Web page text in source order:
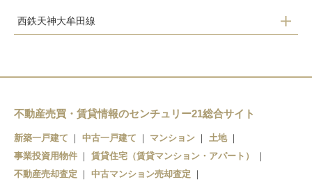
西鉄天神大牟田線
西鉄銀水
大牟田
不動産売買・賃貸情報のセンチュリー21総合サイト
新築一戸建て 中古一戸建て マンション
土地
事業投資用物件
賃貸住宅（賃貸マンション・アパート）
不動産売却査定
中古マンション売却査定